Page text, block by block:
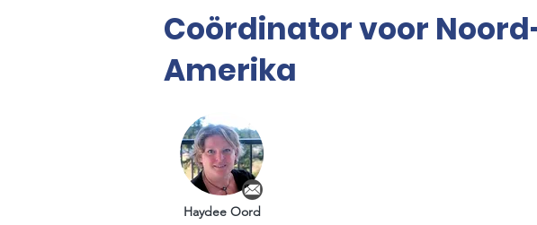
Coördinator voor
Amerika
Haydee Oord